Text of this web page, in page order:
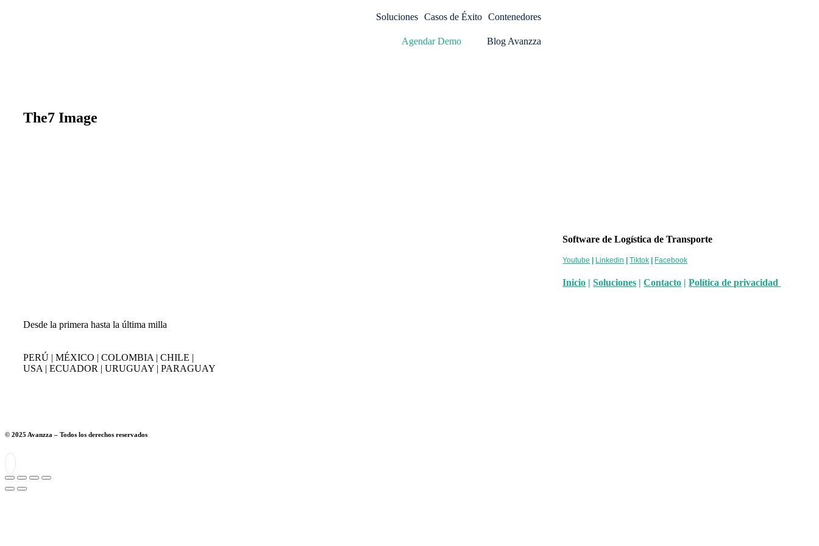
Soluciones Casos de Éxito Contenedores
Agendar Demo Blog Avanzza
The7 Image
Desde la primera hasta la última milla
PERÚ | MÉXICO | COLOMBIA | CHILE |
USA | ECUADOR | URUGUAY | PARAGUAY
Software de Logística de Transporte
Youtube Linkedin |Tiktok Facebook
Inicio |Soluciones |Contacto |Política de privacidad
© 2025 Avanzza – Todos los derechos reservados